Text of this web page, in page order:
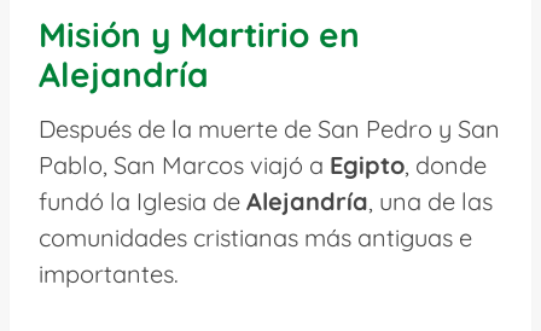
Misión y Martirio en
Alejandría
Después de la muerte de San Pedro y San
Pablo, San Marcos viajó a Egipto, donde
fundó la Iglesia de Alejandría, una de las
comunidades cristianas más antiguas e
importantes.